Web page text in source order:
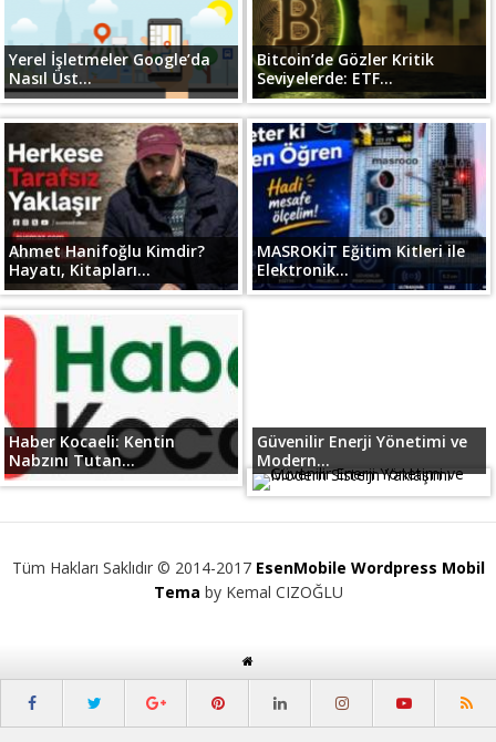
Yerel İşletmeler Google’da
Nasıl Üst...
Bitcoin’de Gözler Kritik
Seviyelerde: ETF...
Ahmet Hanifoğlu Kimdir?
Hayatı, Kitapları...
MASROKİT Eğitim Kitleri ile
Elektronik...
Haber Kocaeli: Kentin
Nabzını Tutan...
Güvenilir Enerji Yönetimi ve
Modern...
Tüm Hakları Saklıdır © 2014-2017 EsenMobile Wordpress Mobil
Tema by Kemal CIZOĞLU